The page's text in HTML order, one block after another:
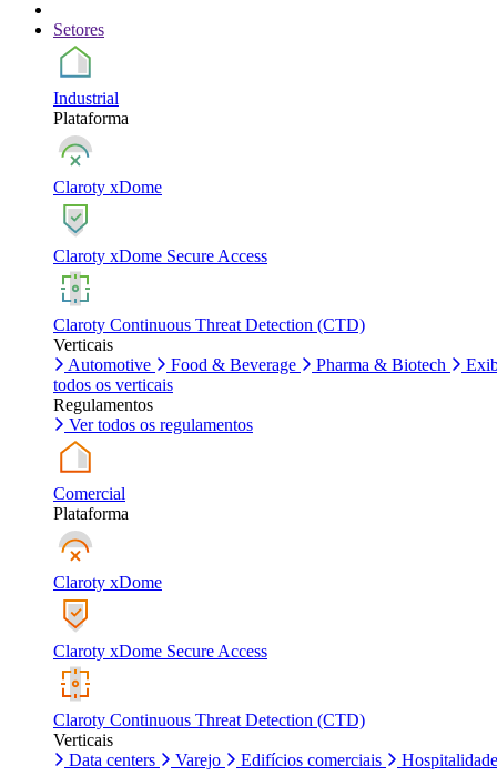
Setores
Industrial
Plataforma
Claroty xDome
Claroty xDome Secure Access
Claroty Continuous Threat Detection (CTD)
Verticais
Automotive
Food & Beverage Pharma & Biotech
todos os verticais
Regulamentos
Ver todos os regulamentos
Comercial
Plataforma
Claroty xDome
Claroty xDome Secure Access
Claroty Continuous Threat Detection (CTD)
Verticais
Data centers
Varejo Edifícios comerciais Hospitalidade